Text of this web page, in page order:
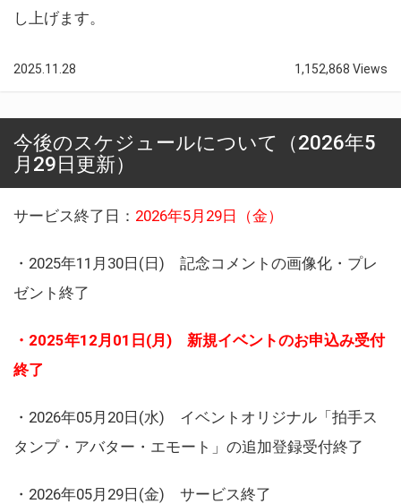
し上げます。
2025.11.28 1,152,868 Views
今後のスケジュールについて（2026年5
月29日更新）
サービス終了日： 2026年5月29日（金）
・2025年11月30日(日) 記念コメントの画像化・プレ
ゼント終了
・2025年12月01日(月) 新規イベントのお申込み受付
終了
・2026年05月20日(水) イベントオリジナル「拍手ス
タンプ・アバター・エモート」の追加登録受付終了
・2026年05月29日(金) サービス終了